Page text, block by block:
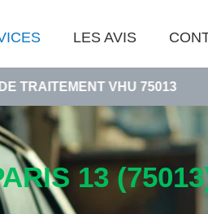
LES AVIS
VHU 75013 •
13